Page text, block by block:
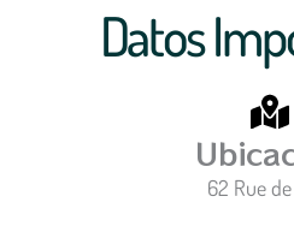
Datos
62 Rue